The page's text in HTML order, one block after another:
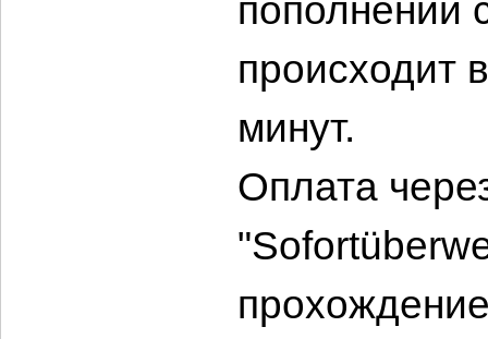
пополнении
происходит
минут.
Оплата